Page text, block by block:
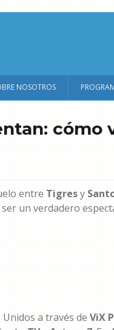
NOSOTROS
cómo
entre Tigresy
un verdadero
a través de ViX